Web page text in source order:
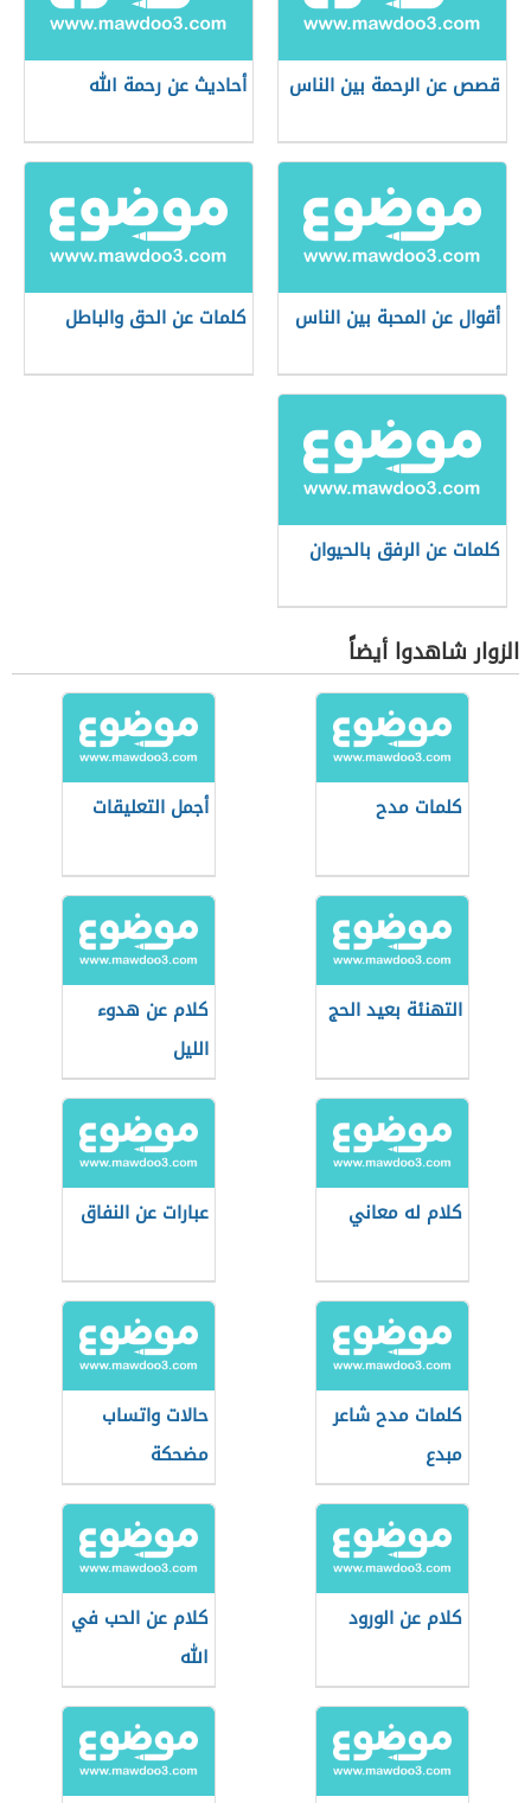
قصص عن الرحمة بين الناس أحاديث عن رحمة الله
أقوال عن المحبة بين الناس كلمات عن الحق والباطل
كلمات عن الرفق بالحيوان
الزوار شاهدوا أيضاً
كلمات مدح أجمل التعليقات
التهنئة بعيد الحج
كلام عن هدوء
الليل
كلام له معاني عبارات عن النفاق
كلمات مدح شاعر
مبدع
حالات واتساب
مضحكة
كلام عن الورود
كلام عن الحب في
الله